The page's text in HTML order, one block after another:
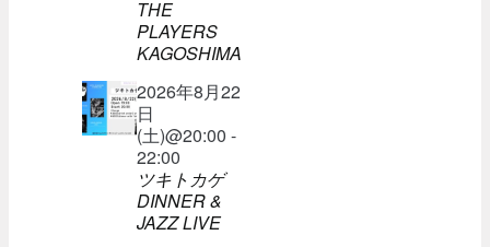
THE
PLAYERS
KAGOSHIMA
2026年8月22
日
(土)@20:00 -
22:00
ツキトカゲ
DINNER &
JAZZ LIVE